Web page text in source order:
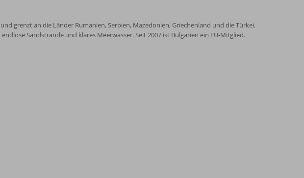
grenzt an die Länder Rumänien, Serbien, Mazedonien, Griechenland und die Türkei.
Sandstrände und klares Meerwasser. Seit 2007 ist Bulgarien ein EU-Mitglied.